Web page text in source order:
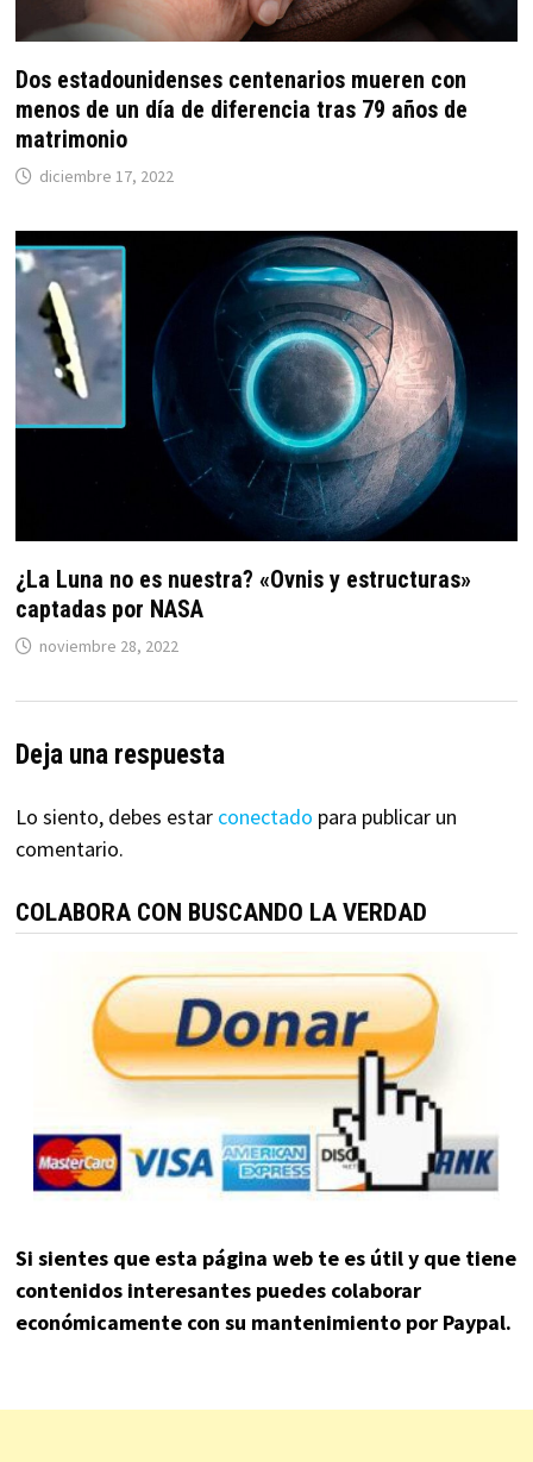
Dos estadounidenses centenarios mueren con
menos de un día de diferencia tras 79 años de
matrimonio
diciembre 17, 2022
¿La Luna no es nuestra? «Ovnis y estructuras»
captadas por NASA
noviembre 28, 2022
Deja una respuesta
Lo siento, debes estar conectado para publicar un
comentario.
COLABORA CON BUSCANDO LA VERDAD
Si sientes que esta página web te es útil y que tiene
contenidos interesantes puedes colaborar
económicamente con su mantenimiento por Paypal.